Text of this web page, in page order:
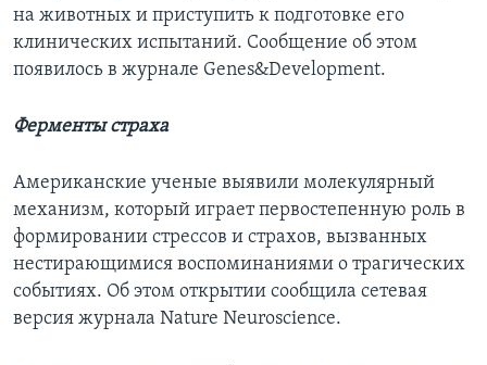
на животных и приступить к подготовке его
клинических испытаний. Сообщение об этом
появилось в журнале Genes&Development.
Ферменты страха
Американские ученые выявили молекулярный
механизм, который играет первостепенную роль в
формировании стрессов и страхов, вызванных
нестирающимися воспоминаниями о трагических
событиях. Об этом открытии сообщила сетевая
версия журнала Nature Neuroscience.